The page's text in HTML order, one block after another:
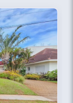
interna e
e vestiários -
poliesportivas -
de bocha -
de jogos
e crianças -
-Garagens
-